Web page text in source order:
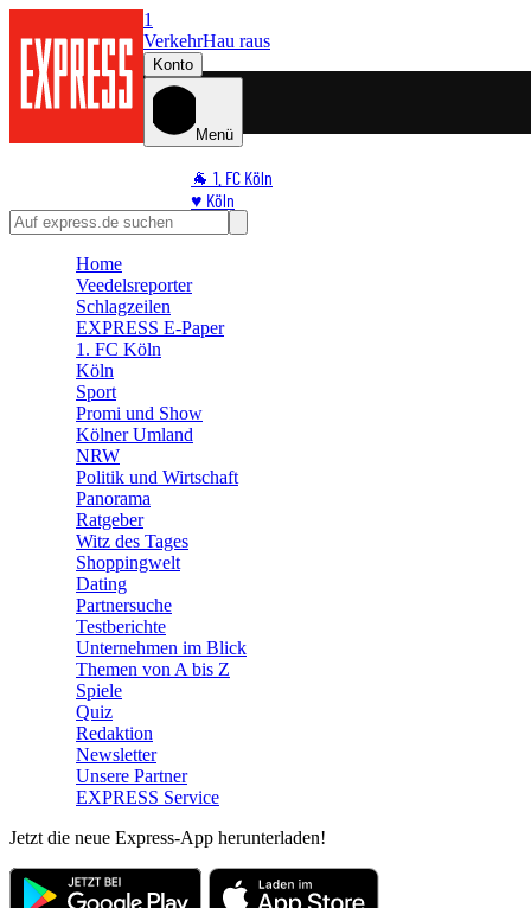
1
VerkehrHau raus
Konto
Menü
🐐 1. FC Köln
♥️ Köln
🛒 Shoppingwelt
Home
Veedelsreporter
Schlagzeilen
EXPRESS E-Paper
1. FC Köln
Köln
Sport
Promi und Show
Kölner Umland
NRW
Politik und Wirtschaft
Panorama
Ratgeber
Witz des Tages
Shoppingwelt
Dating
Partnersuche
Testberichte
Unternehmen im Blick
Themen von A bis Z
Spiele
Quiz
Redaktion
Newsletter
Unsere Partner
EXPRESS Service
Jetzt die neue Express-App herunterladen!